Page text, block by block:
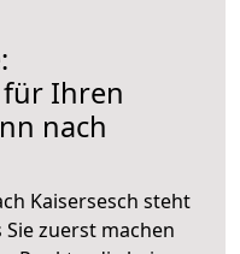
für Ihren
nach
Kaisersesch steht
zuerst machen